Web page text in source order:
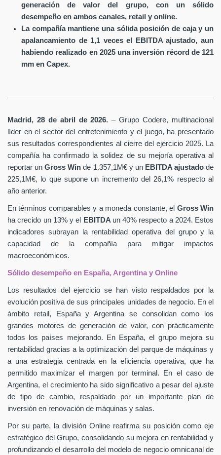
generación de valor del grupo, con un sólido
desempeño en ambos canales, retail y online.
La compañía mantiene una sólida posición de caja y un
apalancamiento de 1,1 veces el EBITDA ajustado, aun
habiendo realizado en 2025 una inversión récord de 121
mm en Capex.
Madrid, 28 de abril de 2026. – Grupo Codere, multinacional
líder en el sector del entretenimiento y el juego, ha presentado
sus resultados correspondientes al cierre del ejercicio 2025. La
compañía ha confirmado la solidez de su mejoría operativa al
reportar unGross Winde 1.357,1M€ y un EBITDA ajustadode
225,1M€, lo que supone un incremento del 26,1% respecto al
año anterior.
En términos comparables y a moneda constante, el Gross Win
ha crecido un 13% y el
EBITDA un 40% respecto a 2024. Estos
indicadores subrayan la rentabilidad operativa del grupo y la
capacidad de la compañía para mitigar impactos
macroeconómicos.
Sólido desempeño en España, Argentina y Online
Los resultados del ejercicio se han visto respaldados por la
evolución positiva de sus principales unidades de negocio. En el
ámbito retail, España y Argentina se consolidan como los
grandes motores de generación de valor, con prácticamente
todos los países mejorando. En España, el grupo mejora su
rentabilidad gracias a la optimización del parque de máquinas y
a una estrategia centrada en la eficiencia operativa, que ha
permitido maximizar el margen por terminal. En el caso de
Argentina, el crecimiento ha sido significativo a pesar del ajuste
de tipo de cambio, respaldado por un importante plan de
inversión en renovación de máquinas y salas.
Por su parte, la división Online reafirma su posición como eje
estratégico del Grupo, consolidando su mejora en rentabilidad y
profundizando el desarrollo del modelo de negocio omnicanal de